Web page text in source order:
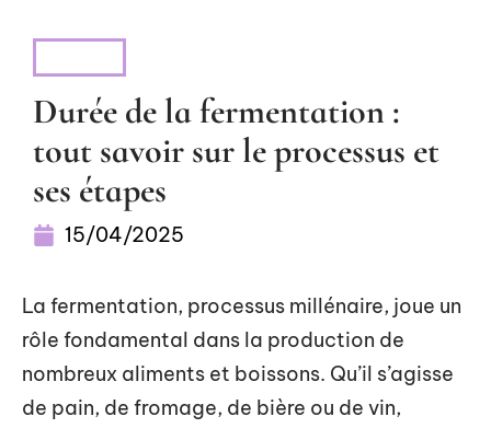
Durée de la fermentation :
tout savoir sur le processus et
ses étapes
15/04/2025
La fermentation, processus millénaire, joue un
rôle fondamental dans la production de
nombreux aliments et boissons. Qu’il s’agisse
de pain, de fromage, de bière ou de vin,